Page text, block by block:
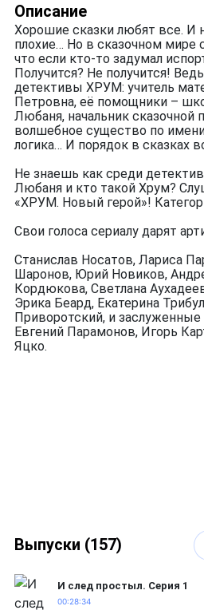
Описание
Хорошие сказки любят все. И
плохие… Но в сказочном мире
что если кто-то задумал
Получится? Не получится!
детективы ХРУМ: учитель
Петровна, её помощники –
Любаня, начальник сказочной
волшебное существо по
логика… И порядок в сказках
Не знаешь как среди
Любаня и кто такой Хрум?
«ХРУМ. Новый герой»!
Свои голоса сериалу дарят
Станислав Носатов, Лариса
Шаронов, Юрий Новиков,
Кордюкова, Светлана
Эрика Беард, Екатерина
Приворотский, и
Евгений Парамонов, Игорь
Яцко.
Выпуски (157)
И след простыл. Серия 1
00:28:34